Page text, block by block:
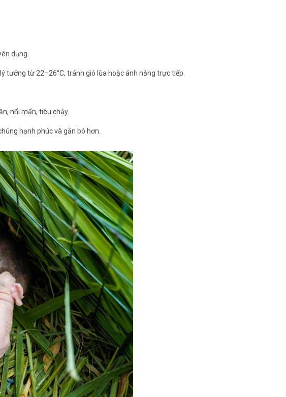
dụng.
tưởng từ 22–26°C, tránh gió lùa hoặc ánh nắng trực tiếp.
nổi mẩn, tiêu chảy.
hạnh phúc và gắn bó hơn.